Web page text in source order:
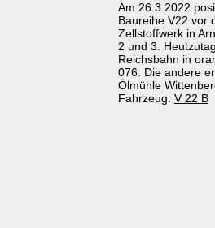
Am 26.3.2022
Baureihe V22 vor
Zellstoffwerk in
2 und 3.
Reichsbahn in
076. Die andere
Ölmühle
Fahrzeug: V 22 B